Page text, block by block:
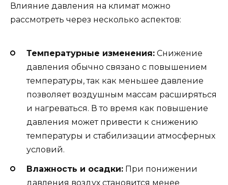
Влияние давления на климат можно
рассмотреть через несколько аспектов:
Температурные изменения: Снижение
давления обычно связано с повышением
температуры, так как меньшее давление
позволяет воздушным массам расширяться
и нагреваться. В то время как повышение
давления может привести к снижению
температуры и стабилизации атмосферных
условий.
Влажность и осадки: При понижении
давления воздух становится менее